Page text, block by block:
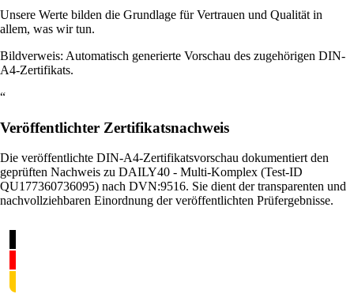
Unsere Werte bilden die Grundlage für Vertrauen und Qualität in
allem, was wir tun.
Bildverweis: Automatisch generierte Vorschau des zugehörigen DIN-
A4-Zertifikats.
“
Veröffentlichter Zertifikatsnachweis
Die veröffentlichte DIN-A4-Zertifikatsvorschau dokumentiert den
geprüften Nachweis zu DAILY40 - Multi-Komplex (Test-ID
QU177360736095) nach DVN:9516. Sie dient der transparenten und
nachvollziehbaren Einordnung der veröffentlichten Prüfergebnisse.